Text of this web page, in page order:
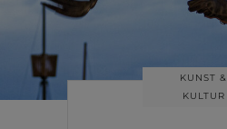
KUNST &
KULTUR